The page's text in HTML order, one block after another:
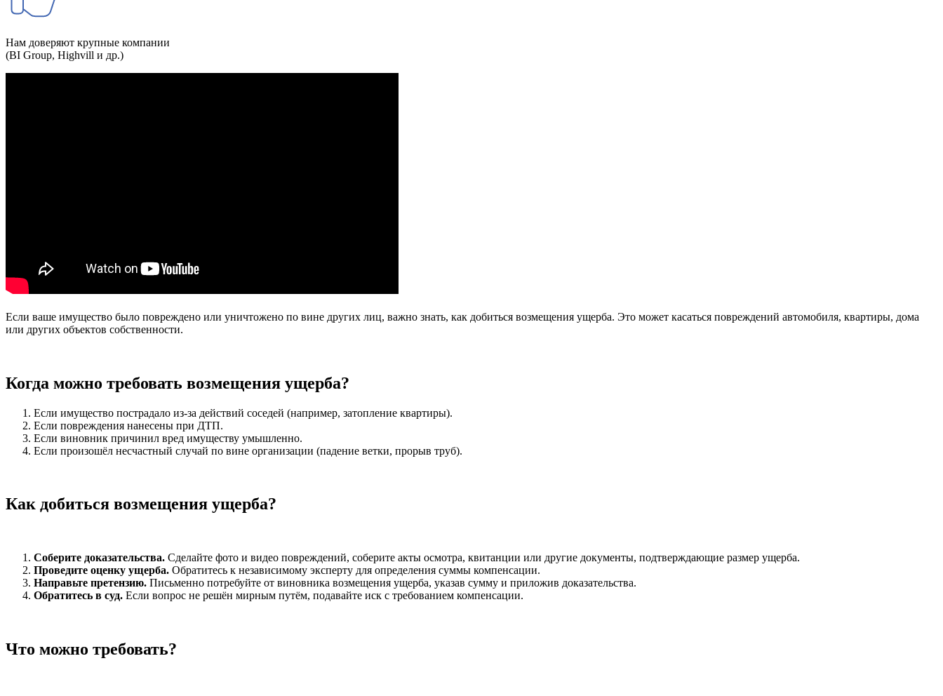
Нам доверяют крупные компании
(BI Group, Highvill и др.)
Если ваше имущество было повреждено или уничтожено по вине других лиц, важно знать, как добиться возмещения ущерба. Это может касаться повреждений автомобиля, квартиры, дома
или других объектов собственности.
Когда можно требовать возмещения ущерба?
Если имущество пострадало из-за действий соседей (например, затопление квартиры).
Если повреждения нанесены при ДТП.
Если виновник причинил вред имуществу умышленно.
Если произошёл несчастный случай по вине организации (падение ветки, прорыв труб).
Как добиться возмещения ущерба?
Соберите доказательства. Сделайте фото и видео повреждений, соберите акты осмотра, квитанции или другие документы, подтверждающие размер ущерба.
Проведите оценку ущерба. Обратитесь к независимому эксперту для определения суммы компенсации.
Направьте претензию. Письменно потребуйте от виновника возмещения ущерба, указав сумму и приложив доказательства.
Обратитесь в суд. Если вопрос не решён мирным путём, подавайте иск с требованием компенсации.
Что можно требовать?